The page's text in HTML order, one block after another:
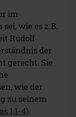
im
wie es z.B.
Rudolf
der
gerecht. Sie
wie der
zu seinem
1,1-4).